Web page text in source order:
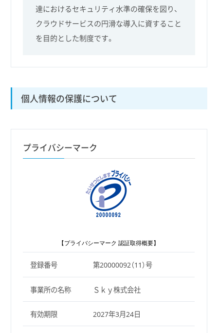
達におけるセキュリティ水準の確保を図り、
クラウドサービスの円滑な導入に資すること
を目的とした制度です。
個人情報の保護について
プライバシーマーク
【プライバシーマーク 認証取得概要】
登録番号 第20000092（11）号
事業所の名称 Ｓｋｙ株式会社
有効期限 2027年3月24日